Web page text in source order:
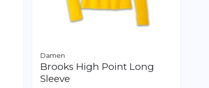
Damen
Brooks High Point Long
Sleeve